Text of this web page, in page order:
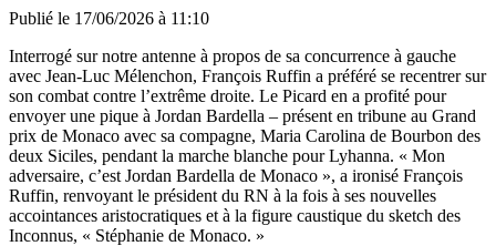
Publié le 17/06/2026 à 11:10
Interrogé sur notre antenne à propos de sa concurrence à gauche
avec Jean-Luc Mélenchon, François Ruffin a préféré se recentrer sur
son combat contre l’extrême droite. Le Picard en a profité pour
envoyer une pique à Jordan Bardella – présent en tribune au Grand
prix de Monaco avec sa compagne, Maria Carolina de Bourbon des
deux Siciles, pendant la marche blanche pour Lyhanna. « Mon
adversaire, c’est Jordan Bardella de Monaco », a ironisé François
Ruffin, renvoyant le président du RN à la fois à ses nouvelles
accointances aristocratiques et à la figure caustique du sketch des
Inconnus, « Stéphanie de Monaco. »